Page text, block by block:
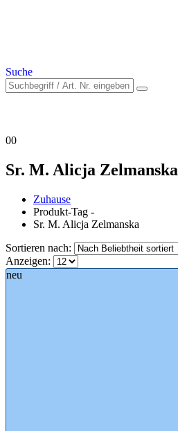
Suche
00
Sr. M. Alicja Zelmanska
Zuhause
Produkt-Tag -
Sr. M. Alicja Zelmanska
Sortieren nach:
Anzeigen:
neu